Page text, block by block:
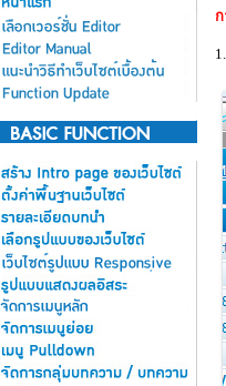
ก